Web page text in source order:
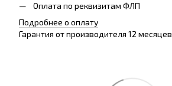
Оплата по реквизитам ФЛП
Подробнее о оплату
Гарантия от производителя 12 месяцев